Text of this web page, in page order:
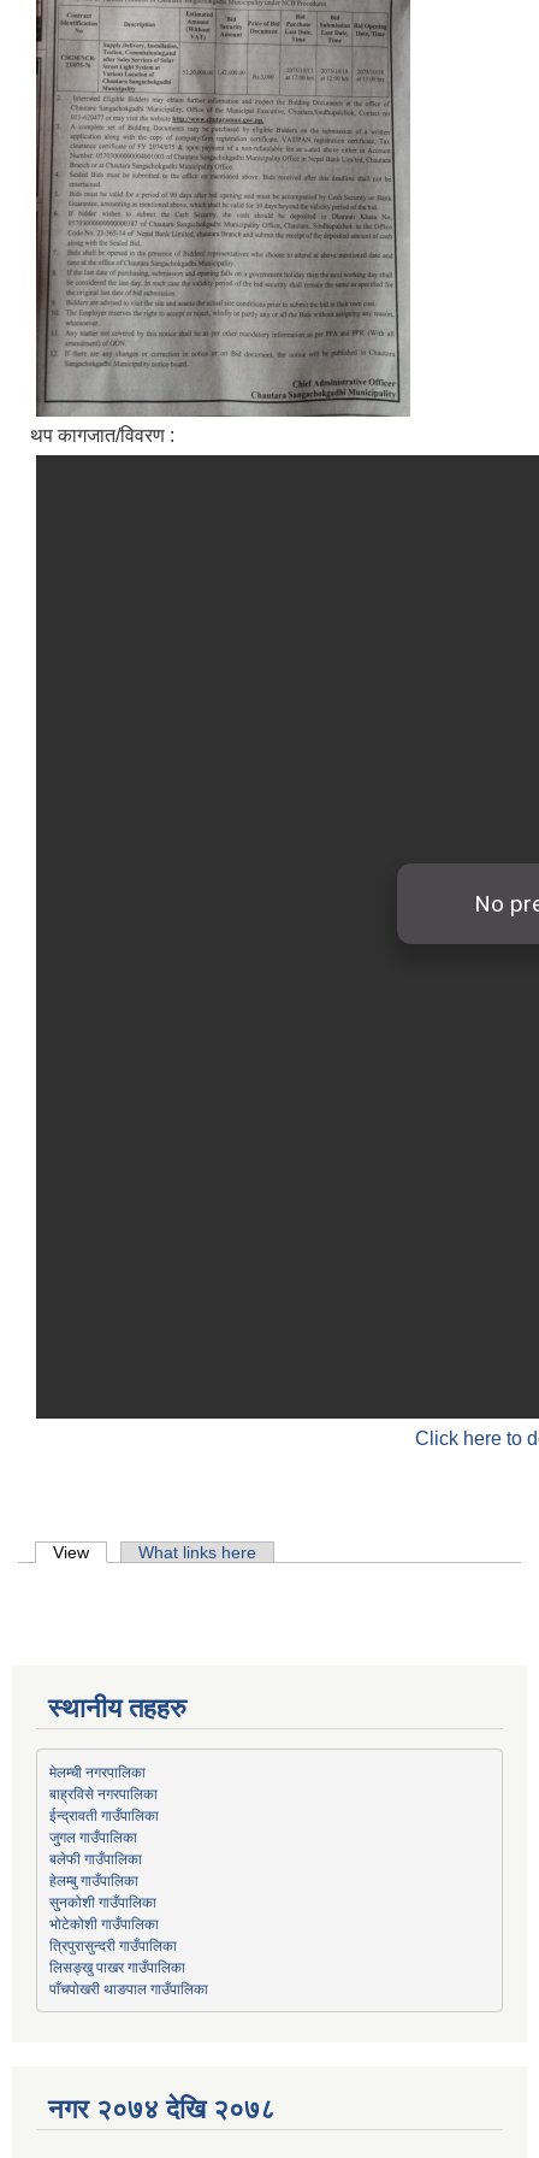
थप कागजात/विवरण :
Click here to
Primary tabs
View (active tab)What links here
स्थानीय तहहरु
मेलम्ची नगरपालिका
बाह्रविसे नगरपालिका
ईन्द्रावती गाउँपालिका
जुगल गाउँपालिका
बलेफी गाउँपालिका
हेलम्बु गाउँपालिका
सुनकोशी गाउँपालिका
भोटेकोशी गाउँपालिका
त्रिपुरासुन्दरी गाउँपालिका
लिसङ्खु पाखर गाउँपालिका
पाँचपोखरी थाङपाल गाउँपालिका
नगर २०७४ देखि २०७८